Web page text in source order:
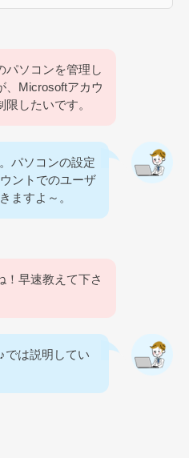
パソコンを管理し
、Microsoftアカウ
したいです。
パソコンの設定
ントでのユーザ
ますよ～。
！早速教えて下さ
では説明してい